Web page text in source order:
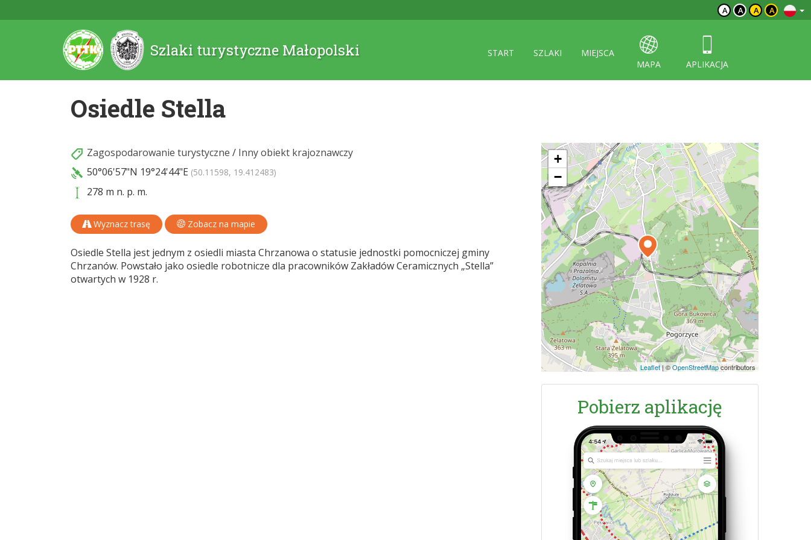
A A A A
Szlaki turystyczne Małopolski START SZLAKI
MIEJSCA
MAPA
APLIKACJA
Osiedle Stella
Zagospodarowanie turystyczne / Inny obiekt krajoznawczy
50°06'57"N 19°24'44"E (50.11598, 19.412483)
278 m n. p. m.
Wyznacz trasę Zobacz na mapie
Osiedle Stella jest jednym z osiedli miasta Chrzanowa o statusie jednostki pomocniczej gminy
Chrzanów. Powstało jako osiedle robotnicze dla pracowników Zakładów Ceramicznych „Stella”
otwartych w 1928 r.
+
−
Leaflet|©OpenStreetMapcontributors
Pobierz aplikację